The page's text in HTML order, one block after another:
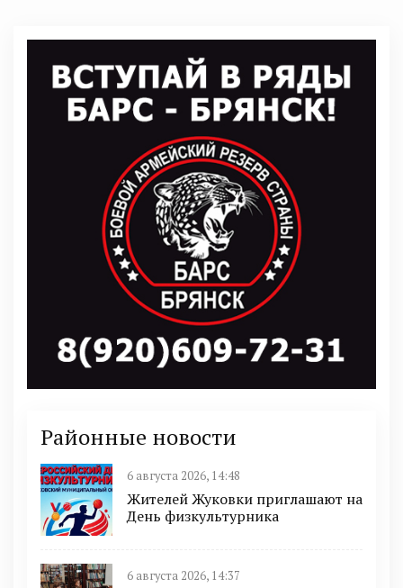
Районные новости
6 августа 2026, 14:48
Жителей Жуковки приглашают на
День физкультурника
6 августа 2026, 14:37